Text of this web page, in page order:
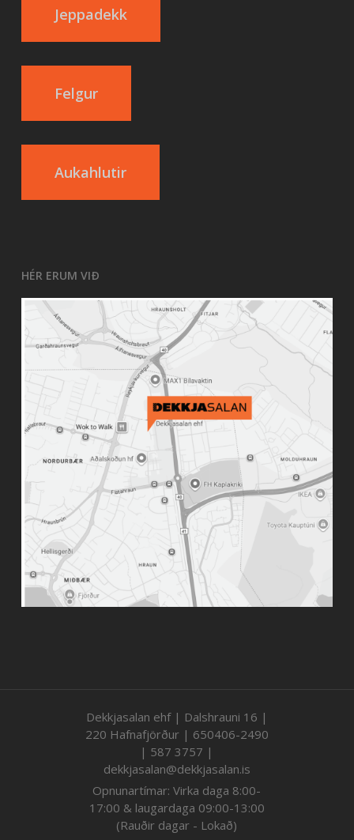
Jeppadekk
Felgur
Aukahlutir
HÉR ERUM VIÐ
Dekkjasalan ehf | Dalshrauni 16 |
220 Hafnafjörður | 650406-2490
| 587 3757 |
dekkjasalan@dekkjasalan.is
Opnunartímar: Virka daga 8:00-
17:00 & laugardaga 09:00-13:00
(Rauðir dagar - Lokað)